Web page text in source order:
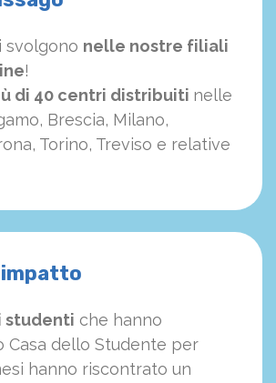
svolgono nelle nostre filiali
!
di 40 centri distribuiti nelle
Brescia, Milano,
Torino, Treviso e relative
studenti che hanno
Casa dello Studente per
hanno riscontrato un